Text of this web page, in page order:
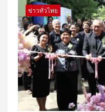
ข่าวทั่วไทย